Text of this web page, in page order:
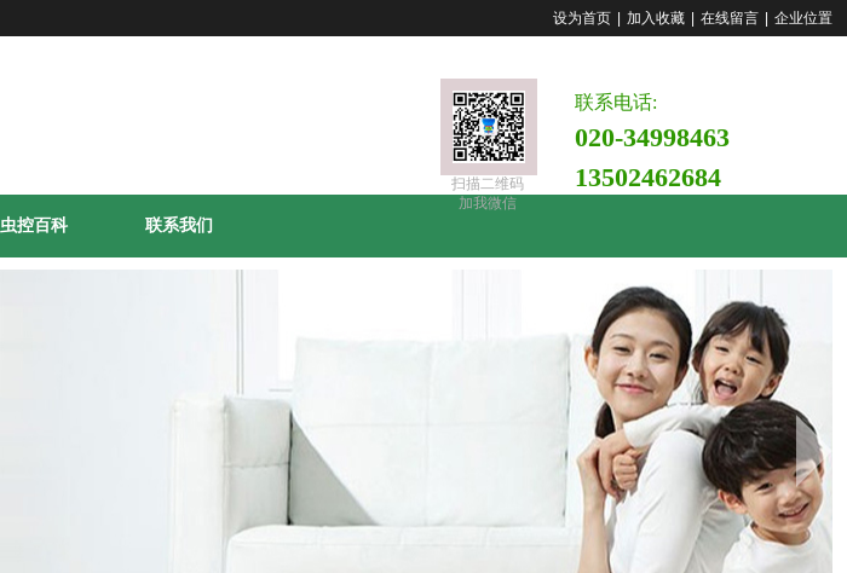
扫描二维码
加我微信
联系电话:
020-34998463
13502462684
设为首页 加入收藏 在线留言 企业位置
虫控百科 联系我们